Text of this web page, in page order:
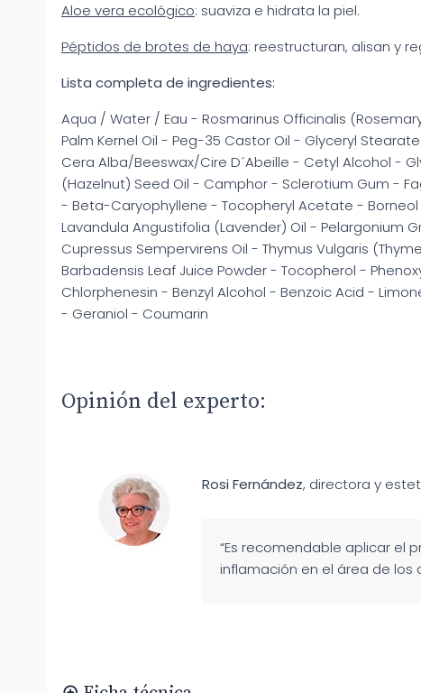
Aloe vera ecológico: suaviza e hidrata la piel.
Péptidos de brotes de haya: reestructuran, alisan y
Lista completa de ingredientes:
Aqua / Water / Eau - Rosmarinus Officinalis
Palm Kernel Oil - Peg-35 Castor Oil - Glyceryl
Cera Alba/Beeswax/Cire D´Abeille - Cetyl Alcohol -
(Hazelnut) Seed Oil - Camphor - Sclerotium Gum -
- Beta-Caryophyllene - Tocopheryl Acetate -
Lavandula Angustifolia (Lavender) Oil - Pelargonium
Cupressus Sempervirens Oil - Thymus Vulgaris
Barbadensis Leaf Juice Powder - Tocopherol -
Chlorphenesin - Benzyl Alcohol - Benzoic Acid -
- Geraniol - Coumarin
Opinión del experto:
Rosi Fernández, directora y
“Es recomendable aplicar el
inflamación en el área de los